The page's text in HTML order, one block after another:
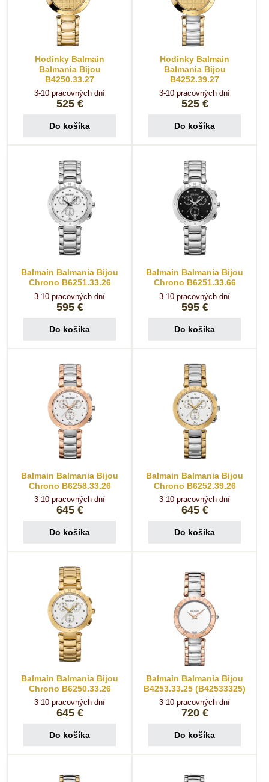
Hodinky Balmain
Balmania Bijou
B4250.33.27
3-10 pracovných dní
525 €
Do košíka
Hodinky Balmain
Balmania Bijou
B4252.39.27
3-10 pracovných dní
525 €
Do košíka
Balmain Balmania Bijou
Chrono B6251.33.26
3-10 pracovných dní
595 €
Do košíka
Balmain Balmania Bijou
Chrono B6251.33.66
3-10 pracovných dní
595 €
Do košíka
Balmain Balmania Bijou
Chrono B6258.33.26
3-10 pracovných dní
645 €
Do košíka
Balmain Balmania Bijou
Chrono B6252.39.26
3-10 pracovných dní
645 €
Do košíka
Balmain Balmania Bijou
Chrono B6250.33.26
3-10 pracovných dní
645 €
Do košíka
Balmain Balmania Bijou
B4253.33.25 (B42533325)
3-10 pracovných dní
720 €
Do košíka